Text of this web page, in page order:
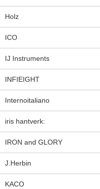
Holz
ICO
IJ Instruments
INFIEIGHT
Internoitaliano
iris hantverk:
IRON and GLORY
J.Herbin
KACO